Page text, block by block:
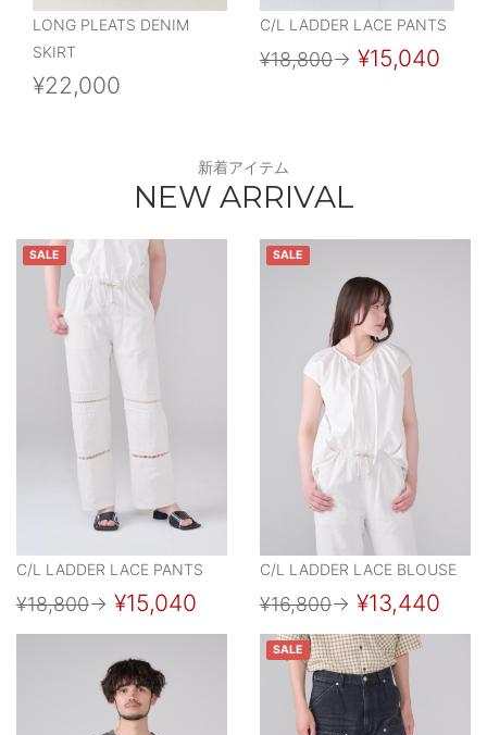
LONG PLEATS DENIM
SKIRT
¥22,000
C/L LADDER LACE PANTS
¥18,800→ ¥15,040
新着アイテム
NEW ARRIVAL
SALE
C/L LADDER LACE PANTS
¥18,800→ ¥15,040
SALE
C/L LADDER LACE BLOUSE
¥16,800→ ¥13,440
SALE